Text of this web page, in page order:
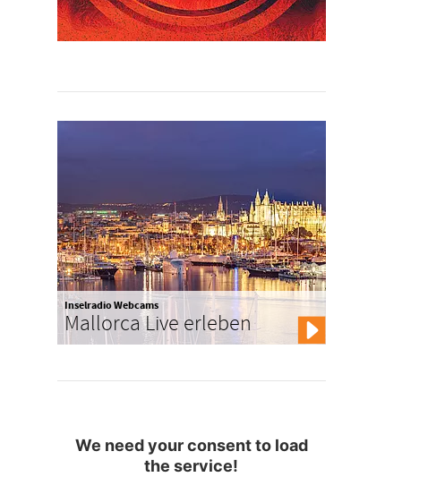
Inselradio Webcams
Mallorca Live erleben
We need your consent to load
the service!